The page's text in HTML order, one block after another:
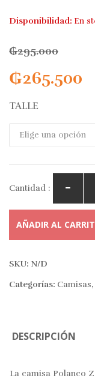
Disponibilidad: En
₲295.000
₲265.500
TALLE
Cantidad :
AÑADIR AL
SKU: N/D
Categorías: Camisas,
DESCRIPCIÓN
La camisa Polanco